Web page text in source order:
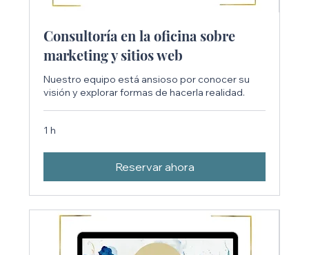
Consultoría en la oficina sobre
marketing y sitios web
Nuestro equipo está ansioso por conocer su
visión y explorar formas de hacerla realidad.
1 h
Reservar ahora